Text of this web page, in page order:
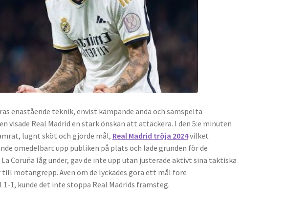
enastående teknik, envist kämpande anda och samspelta
visade Real Madrid en stark önskan att attackera. I den 5:e minuten
lugnt sköt och gjorde mål, Real Madrid tröja 2024vilket
omedelbart upp publiken på plats och lade grunden för de
Coruña låg under, gav de inte upp utan justerade aktivt sina taktiska
motangrepp. Även om de lyckades göra ett mål före
1, kunde det inte stoppa Real Madrids framsteg.